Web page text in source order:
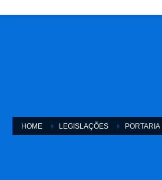
HOME LEGISLAÇÕES PORTARIA